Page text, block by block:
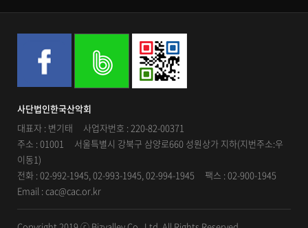
사단법인한국산악회
대표자 : 변기태 사업자번호 : 220-82-00371
주소 : 01001 서울특별시 강북구 삼양로660 성원상가 지하(지번주소:우
이동1)
전화 : 02-992-1945, 02-993-1945, 02-994-1945 팩스 : 02-900-1945
Email : cac@cac.or.kr